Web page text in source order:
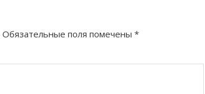
Обязательные поля помечены *